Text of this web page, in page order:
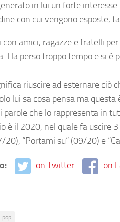
in lui un forte
con cui vengono esposte,
amici, ragazze e fratelli
Ha perso troppo tempo e si
riuscire ad esternare ciò
lui sa cosa pensa ma
parole che lo rappresenta in
è il 2020, nel quale fa uscire
20), “Portami su“ (09/20) e
on Twitter on
pop